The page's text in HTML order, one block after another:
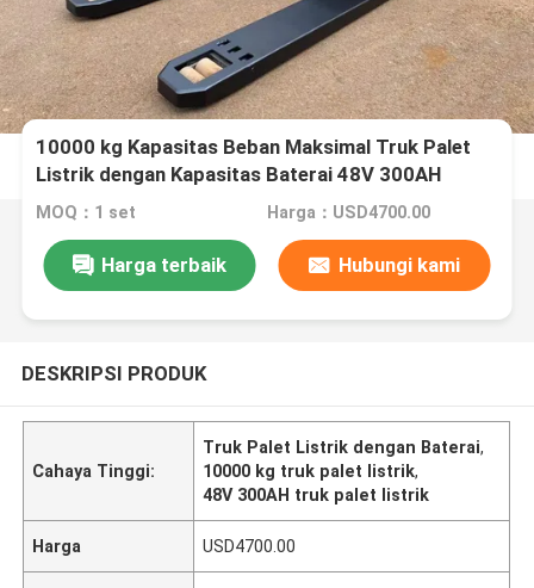
10000 kg Kapasitas Beban Maksimal Truk Palet
Listrik dengan Kapasitas Baterai 48V 300AH
MOQ：1 set Harga：USD4700.00
Harga terbaik Hubungi kami
DESKRIPSI PRODUK
Cahaya Tinggi:
Truk Palet Listrik dengan Baterai,
10000 kg truk palet listrik,
48V 300AH truk palet listrik
Harga USD4700.00